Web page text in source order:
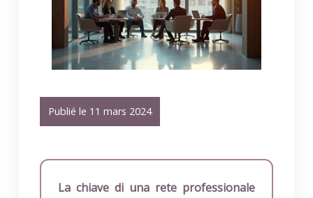
Publié le 11 mars 2024
La chiave di una rete professionale